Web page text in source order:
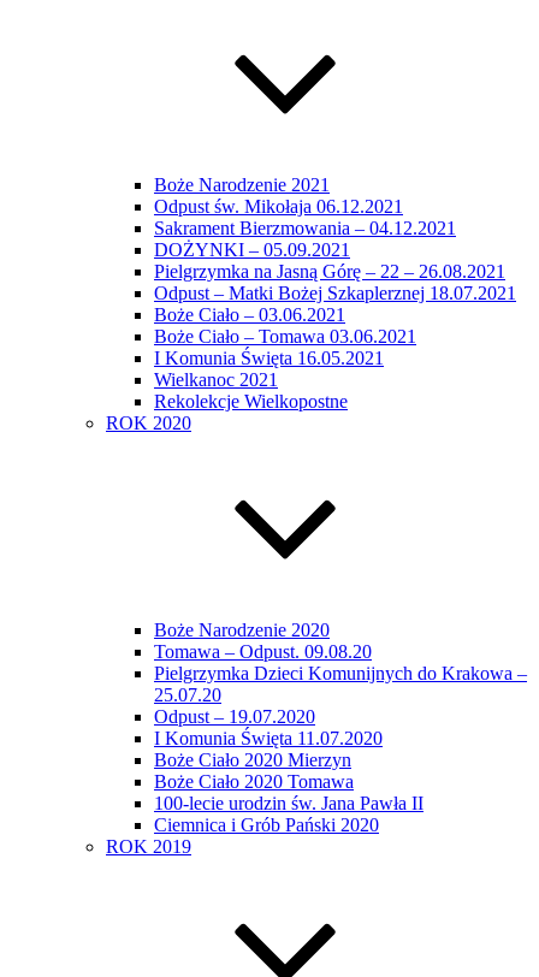
Boże Narodzenie 2021
Odpust św. Mikołaja 06.12.2021
Sakrament Bierzmowania – 04.12.2021
DOŻYNKI – 05.09.2021
Pielgrzymka na Jasną Górę – 22 – 26.08.2021
Odpust – Matki Bożej Szkaplerznej 18.07.2021
Boże Ciało – 03.06.2021
Boże Ciało – Tomawa 03.06.2021
I Komunia Święta 16.05.2021
Wielkanoc 2021
Rekolekcje Wielkopostne
ROK 2020
Boże Narodzenie 2020
Tomawa – Odpust. 09.08.20
Pielgrzymka Dzieci Komunijnych do Krakowa –
25.07.20
Odpust – 19.07.2020
I Komunia Święta 11.07.2020
Boże Ciało 2020 Mierzyn
Boże Ciało 2020 Tomawa
100-lecie urodzin św. Jana Pawła II
Ciemnica i Grób Pański 2020
ROK 2019